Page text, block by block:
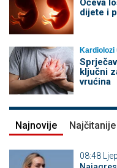
Očeva
dijete i
Kardiolozi
ključni
vrućina
Najnovije Najčitanije
08:48